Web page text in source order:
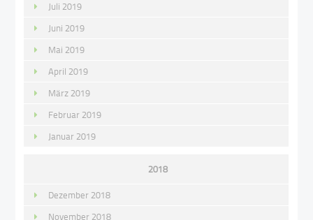
Juli 2019
Juni 2019
Mai 2019
April 2019
März 2019
Februar 2019
Januar 2019
2018
Dezember 2018
November 2018